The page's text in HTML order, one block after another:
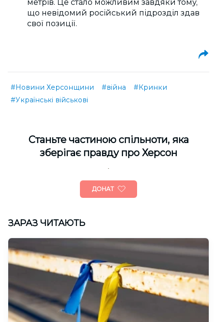
метрів. Це стало можливим завдяки тому,
що невідомий російський підрозділ здав
свої позиції.
#Новини Херсонщини #війна
#Кринки
#Українські військові
Cтаньте частиною спільноти, яка
зберігає правду про Херсон
ДОНАТ
ЗАРАЗ ЧИТАЮТЬ